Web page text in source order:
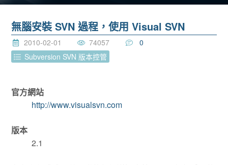
無腦安裝 SVN 過程，使用 Visual SVN
2010-02-01 74057
0
Subversion SVN 版本控管
官方網站
http://www.visualsvn.com
版本
2.1